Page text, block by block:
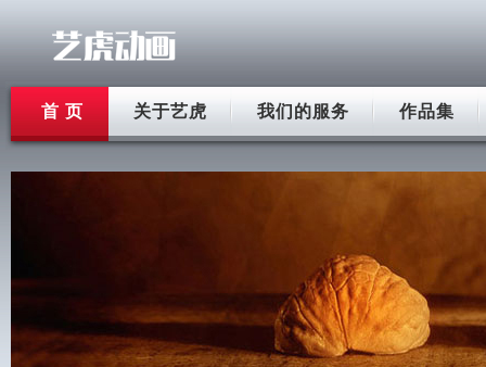
首 页 关于艺虎 我们的服务 作品集